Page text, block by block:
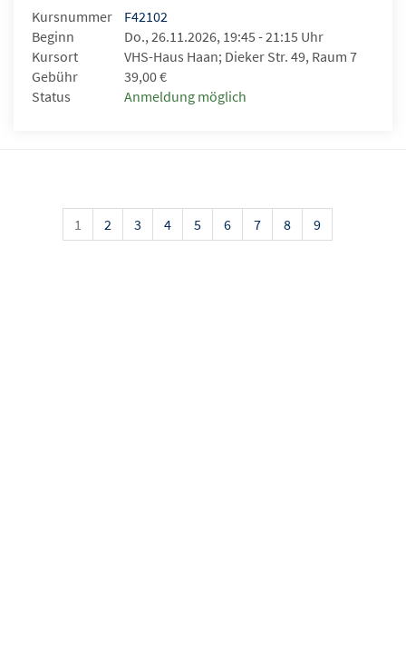
Kursnummer
F42102
Beginn
Do., 26.11.2026, 19:45 - 21:15 Uhr
Kursort
VHS-Haus Haan; Dieker Str. 49, Raum 7
Gebühr
39,00 €
Status
Anmeldung möglich
1 2 3 4 5 6 7 8 9